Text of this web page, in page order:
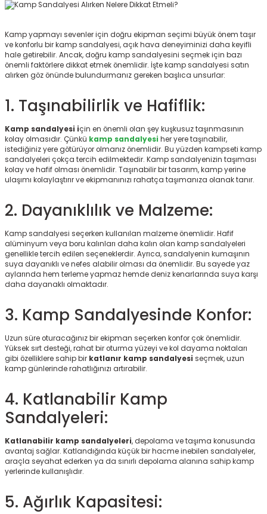
Mermisi
Kamp yapmayı sevenler için doğru ekipman seçimi büyük önem taşır
ve konforlu bir kamp sandalyesi, açık hava deneyiminizi daha keyifli
hale getirebilir. Ancak, doğru kamp sandalyesini seçmek için bazı
önemli faktörlere dikkat etmek önemlidir. İşte kamp sandalyesi satın
alırken göz önünde bulundurmanız gereken başlıca unsurlar:
1. Taşınabilirlik ve Hafiflik:
Kamp sandalyesi için en önemli olan şey kuşkusuz taşınmasının
kolay olmasıdır. Çünkü kamp sandalyesi her yere taşınabilir,
istediğiniz yere götürüyor olmanız önemlidir. Bu yüzden kampseti kamp
sandalyeleri çokça tercih edilmektedir. Kamp sandalyenizin taşıması
kolay ve hafif olması önemlidir. Taşınabilir bir tasarım, kamp yerine
ulaşımı kolaylaştırır ve ekipmanınızı rahatça taşımanıza olanak tanır.
2. Dayanıklılık ve Malzeme:
Kamp sandalyesi seçerken kullanılan malzeme önemlidir. Hafif
alüminyum veya boru kalınları daha kalın olan kamp sandalyeleri
genellikle tercih edilen seçeneklerdir. Ayrıca, sandalyenin kumaşının
suya dayanıklı ve nefes alabilir olması da önemlidir. Bu sayede yaz
aylarında hem terleme yapmaz hemde deniz kenarlarında suya karşı
daha dayanaklı olmaktadır.
3. Kamp Sandalyesinde Konfor:
Uzun süre oturacağınız bir ekipman seçerken konfor çok önemlidir.
Yüksek sırt desteği, rahat bir oturma yüzeyi ve kol dayama noktaları
gibi özelliklere sahip bir katlanır kamp sandalyesi seçmek, uzun
kamp günlerinde rahatlığınızı artırabilir.
4. Katlanabilir Kamp
Sandalyeleri:
Katlanabilir kamp sandalyeleri, depolama ve taşıma konusunda
avantaj sağlar. Katlandığında küçük bir hacme inebilen sandalyeler,
araçla seyahat ederken ya da sınırlı depolama alanına sahip kamp
yerlerinde kullanışlıdır.
5. Ağırlık Kapasitesi: